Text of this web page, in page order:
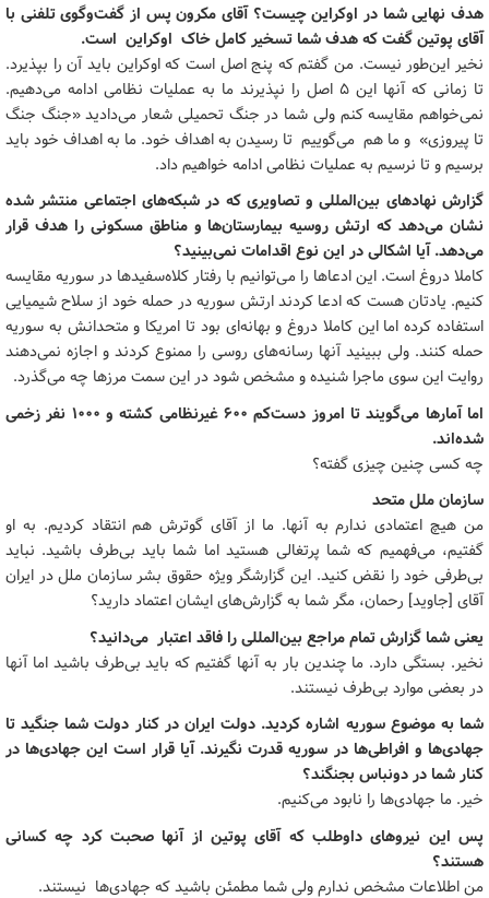
هدف نهایی شما در اوکراین چیست؟ آقای مکرون پس از گفت‌وگوی تلفنی با
آقای پوتین گفت که هدف شما تسخیر کامل خاک اوکراین است.
نخیر این‌طور نیست. من گفتم که پنج اصل است که اوکراین باید آن را بپذیرد.
تا زمانی که آنها این 5 اصل را نپذیرند ما به عملیات نظامی ادامه می‌دهیم.
نمی‌خواهم مقایسه کنم ولی شما در جنگ تحمیلی شعار می‌دادید «جنگ جنگ
تا پیروزی» و ما هم می‌گوییم تا رسیدن به اهداف خود. ما به اهداف خود باید
برسیم و تا نرسیم به عملیات نظامی ادامه خواهیم داد.
گزارش نهادهای بین‌المللی و تصاویری که در شبکه‌های اجتماعی منتشر شده
نشان می‌دهد که ارتش روسیه بیمارستان‌ها و مناطق مسکونی را هدف قرار
می‌دهد. آیا اشکالی در این نوع اقدامات نمی‌بینید؟
کاملا دروغ است. این ادعاها را می‌توانیم با رفتار کلاه‌سفیدها در سوریه مقایسه
کنیم. یادتان هست که ادعا کردند ارتش سوریه در حمله خود از سلاح شیمیایی
استفاده کرده اما این کاملا دروغ و بهانه‌ای بود تا امریکا و متحدانش به سوریه
حمله کنند. ولی ببینید آنها رسانه‌های روسی را ممنوع کردند و اجازه نمی‌دهند
روایت این سوی ماجرا شنیده و مشخص شود در این سمت مرزها چه می‌گذرد.
اما آمارها می‌گویند تا امروز دست‌کم 600 غیرنظامی کشته و 1000 نفر زخمی
شده‌اند.
چه کسی چنین چیزی گفته؟
سازمان ملل متحد
من هیچ اعتمادی ندارم به آنها. ما از آقای گوترش هم انتقاد کردیم. به او
گفتیم، می‌فهمیم که شما پرتغالی هستید اما شما باید بی‌طرف باشید. نباید
بی‌طرفی خود را نقض کنید. این گزارشگر ویژه حقوق بشر سازمان ملل در ایران
آقای ‍[جاوید] رحمان، مگر شما به گزارش‌های ایشان اعتماد دارید؟
یعنی شما گزارش تمام مراجع بین‌المللی را فاقد اعتبار می‌دانید؟
نخیر. بستگی دارد. ما چندین بار به آنها گفتیم که باید بی‌طرف باشید اما آنها
در بعضی موارد بی‌طرف نیستند.
شما به موضوع سوریه اشاره کردید. دولت ایران در کنار دولت شما جنگید تا
جهادی‌ها و افراطی‌ها در سوریه قدرت نگیرند. آیا قرار است این جهادی‌ها در
کنار شما در دونباس بجنگند؟
خیر. ما جهادی‌ها را نابود می‌کنیم.
پس این نیروهای داوطلب که آقای پوتین از آنها صحبت کرد چه کسانی
هستند؟
من اطلاعات مشخص ندارم ولی شما مطمئن باشید که جهادی‌ها نیستند.